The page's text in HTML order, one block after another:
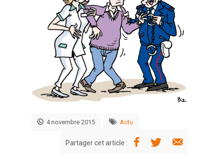
4 novembre 2015 Actu
Partager cet article :